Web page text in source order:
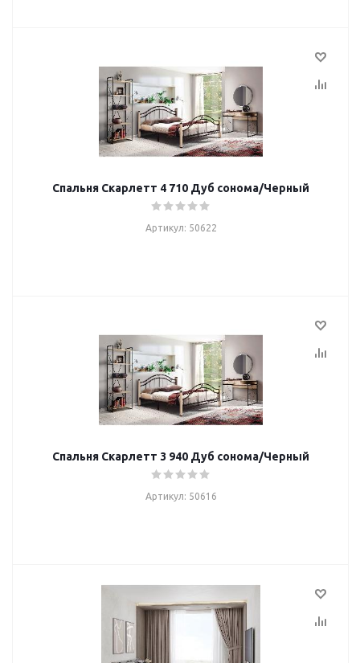
Спальня Скарлетт 4 710 Дуб сонома/Черный
Артикул: 50622
Спальня Скарлетт 3 940 Дуб сонома/Черный
Артикул: 50616